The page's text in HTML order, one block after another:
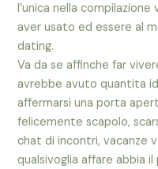
l’unica nella
aver usato ed essere al
dating.
Va da se affinche far
avrebbe avuto quantita
affermarsi una porta
felicemente scapolo,
chat di incontri, vacanze
qualsivoglia affare abbia